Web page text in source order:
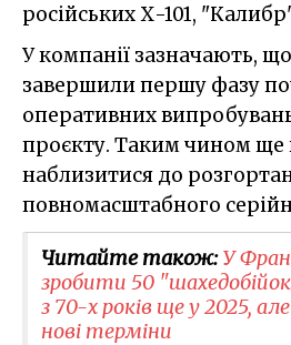
російських Х-101,
У компанії зазначають,
завершили першу фазу
оперативних
проєкту. Таким чином ще
наблизитися до
повномасштабного
Читайте також:У
зробити 50
з 70-х років ще у 2025,
нові терміни